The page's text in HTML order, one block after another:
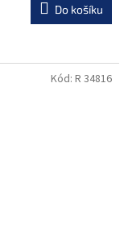
Do košíku
Kód: R 34816